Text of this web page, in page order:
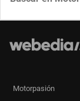
Motorpasión